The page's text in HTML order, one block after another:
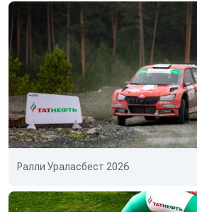
Ралли Ураласбест 2026